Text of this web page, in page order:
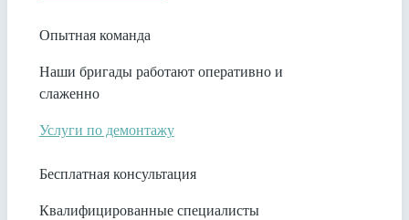
Опытная команда
Наши бригады работают оперативно и
слаженно
Услуги по демонтажу
Бесплатная консультация
Квалифицированные специалисты